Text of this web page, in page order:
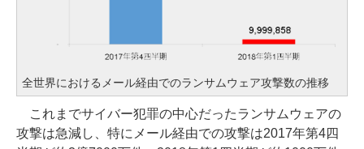
全世界におけるメール経由でのランサムウェア攻撃数の推移
これまでサイバー犯罪の中心だったランサムウェアの
攻撃は急減し、特にメール経由での攻撃は2017年第4四